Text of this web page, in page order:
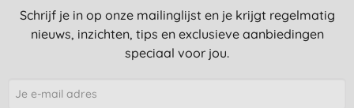
Schrijf je in op onze mailinglijst en je krijgt regelmatig
nieuws, inzichten, tips en exclusieve aanbiedingen
speciaal voor jou.